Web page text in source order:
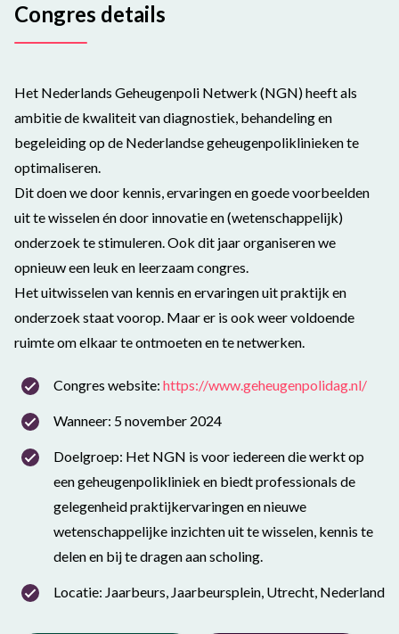
Congres details
Het Nederlands Geheugenpoli Netwerk (NGN) heeft als
ambitie de kwaliteit van diagnostiek, behandeling en
begeleiding op de Nederlandse geheugenpoliklinieken te
optimaliseren.
Dit doen we door kennis, ervaringen en goede voorbeelden
uit te wisselen én door innovatie en (wetenschappelijk)
onderzoek te stimuleren. Ook dit jaar organiseren we
opnieuw een leuk en leerzaam congres.
Het uitwisselen van kennis en ervaringen uit praktijk en
onderzoek staat voorop. Maar er is ook weer voldoende
ruimte om elkaar te ontmoeten en te netwerken.
Congres website: https://www.geheugenpolidag.nl/
Wanneer: 5 november 2024
Doelgroep: Het NGN is voor iedereen die werkt op
een geheugenpolikliniek en biedt professionals de
gelegenheid praktijkervaringen en nieuwe
wetenschappelijke inzichten uit te wisselen, kennis te
delen en bij te dragen aan scholing.
Locatie: Jaarbeurs, Jaarbeursplein, Utrecht, Nederland